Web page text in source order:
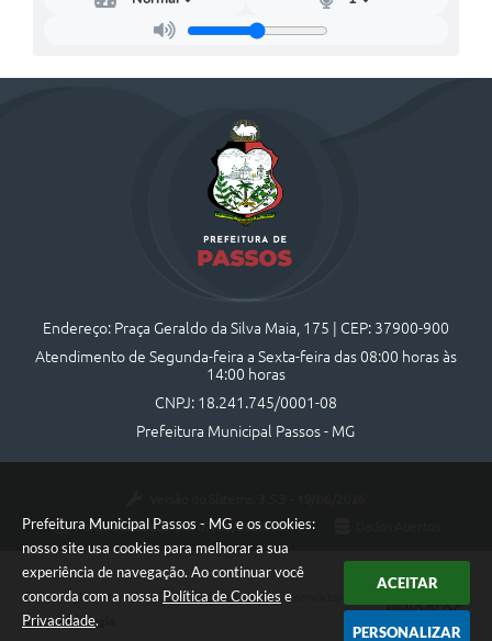
Prefeitura Municipal Passos - MG e os cookies:
nosso site usa cookies para melhorar a sua
experiência de navegação. Ao continuar você
concorda com a nossa Política de Cookies e
Privacidade.
ACEITAR
PERSONALIZAR
Endereço: Praça Geraldo da Silva Maia, 175 | CEP: 37900-900
Atendimento de Segunda-feira a Sexta-feira das 08:00 horas às
14:00 horas
CNPJ: 18.241.745/0001-08
Prefeitura Municipal Passos - MG
Portal atualizado em: 07/08/2026 10:44
Copyright Instar - 2006-2026. Todos os direitos reservados -
Instar Tecnologia